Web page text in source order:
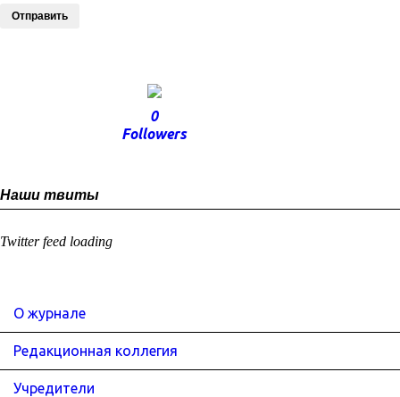
Отправить
0
Followers
Наши твиты
Twitter feed loading
О журнале
Редакционная коллегия
Учредители